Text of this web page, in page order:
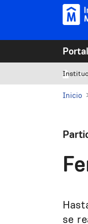
Pasar al contenido
Inicio
se